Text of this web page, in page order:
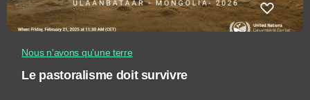
Nous n'avons qu'une terre
Le pastoralisme doit survivre